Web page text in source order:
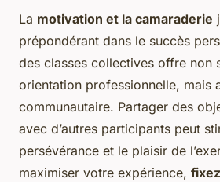
La motivation et la camaraderie
prépondérant dans le succès
des classes collectives offre non
orientation professionnelle, mais
communautaire. Partager des
avec d’autres participants peut
persévérance et le plaisir de
maximiser votre expérience,